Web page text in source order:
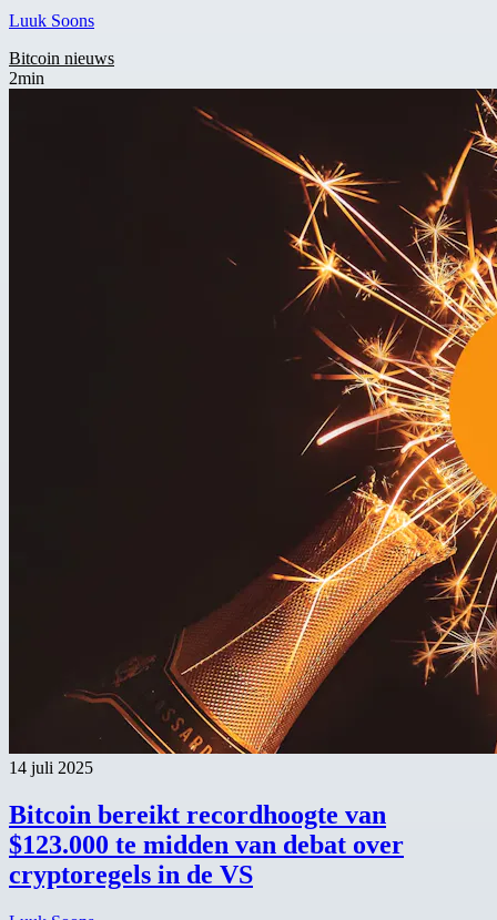
Luuk Soons
Bitcoin nieuws
2min
14 juli 2025
Bitcoin bereikt recordhoogte van
$123.000 te midden van debat over
cryptoregels in de VS